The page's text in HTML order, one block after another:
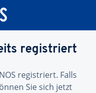
registriert
registriert. Falls
Sie sich jetzt